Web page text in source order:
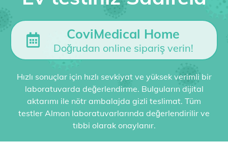
CoviMedical Home
Doğrudan online sipariş verin!
Hızlı sonuçlar için hızlı sevkiyat ve yüksek verimli bir
laboratuvarda değerlendirme. Bulguların dijital
aktarımı ile nötr ambalajda gizli teslimat. Tüm
testler Alman laboratuvarlarında değerlendirilir ve
tıbbi olarak onaylanır.